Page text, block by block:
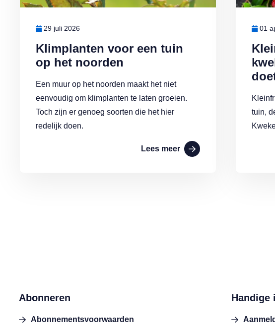
Klimplanten voor een tuin
op het noorden
29 juli 2026
Een muur op het noorden maakt het niet
eenvoudig om klimplanten te laten groeien.
Toch zijn er genoeg soorten die het hier
redelijk doen.
Lees meer
01
tuin,
Abonneren
Abonnementsvoorwaarden
Handige